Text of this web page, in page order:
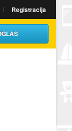
Registracija